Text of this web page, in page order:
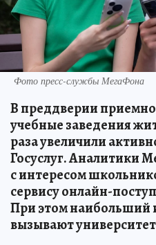
Фото пресс-службы МегаФона
В преддверии
учебные заведения
раза увеличили
Госуслуг. Аналитики
с интересом
сервису онлайн-
При этом наибольший
вызывают